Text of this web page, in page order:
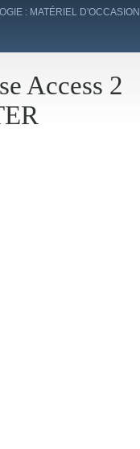
: MATÉRIEL D'OCCASION
Access 2